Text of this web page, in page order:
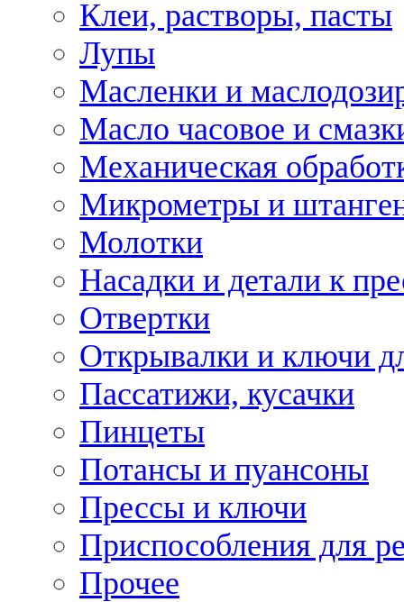
Клеи, растворы, пасты
Лупы
Масленки и
Масло часовое и
Механическая
Микрометры и
Молотки
Насадки и детали к
Отвертки
Открывалки и ключи
Пассатижи, кусачки
Пинцеты
Потансы и пуансоны
Прессы и ключи
Приспособления для
Прочее